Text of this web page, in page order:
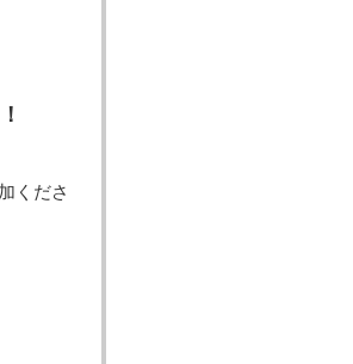
くださ